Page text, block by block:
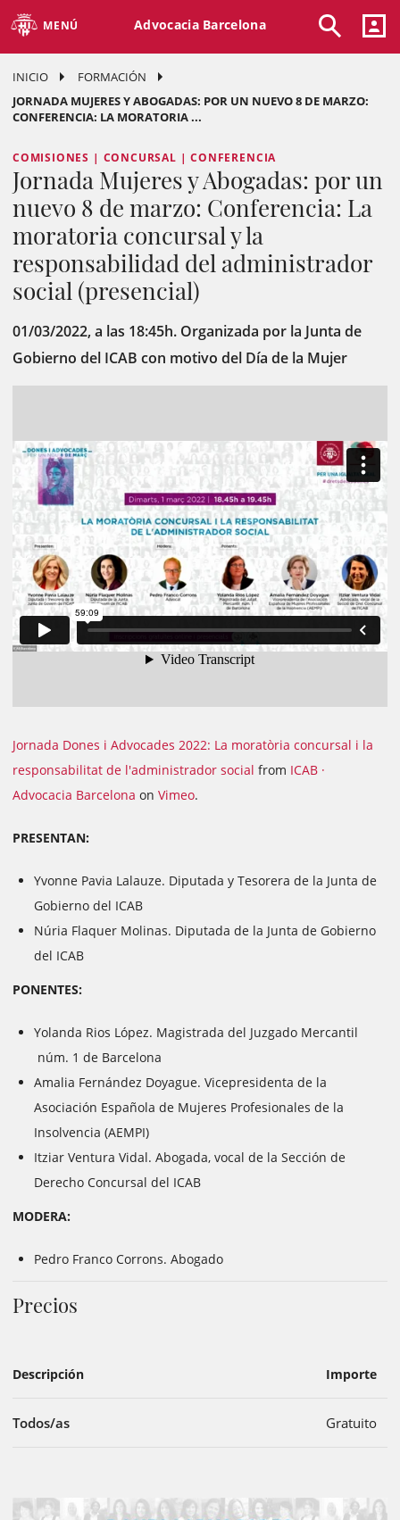
MENÚ Advocacia Barcelona
INICIO
FORMACIÓN
JORNADA MUJERES Y ABOGADAS: POR UN NUEVO 8 DE MARZO:
CONFERENCIA: LA MORATORIA ...
COMISIONES | CONCURSAL | CONFERENCIA
Jornada Mujeres y Abogadas: por un
nuevo 8 de marzo: Conferencia: La
moratoria concursal y la
responsabilidad del administrador
social (presencial)
01/03/2022, a las 18:45h. Organizada por la Junta de
Gobierno del ICAB con motivo del Día de la Mujer
Jornada Dones i Advocades 2022: La moratòria concursal i la
responsabilitat de l'administrador social from ICAB ·
Advocacia Barcelona on Vimeo.
PRESENTAN:
Yvonne Pavia Lalauze. Diputada y Tesorera de la Junta de
Gobierno del ICAB
Núria Flaquer Molinas. Diputada de la Junta de Gobierno
del ICAB
PONENTES:
Yolanda Rios López. Magistrada del Juzgado Mercantil
núm. 1 de Barcelona
Amalia Fernández Doyague. Vicepresidenta de la
Asociación Española de Mujeres Profesionales de la
Insolvencia (AEMPI)
Itziar Ventura Vidal. Abogada, vocal de la Sección de
Derecho Concursal del ICAB
MODERA:
Pedro Franco Corrons. Abogado
Precios
Descripción Importe
Todos/as Gratuito